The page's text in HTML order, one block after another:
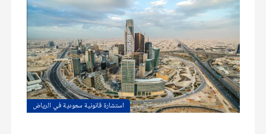
استشارة قانونية سعودية في الرياض